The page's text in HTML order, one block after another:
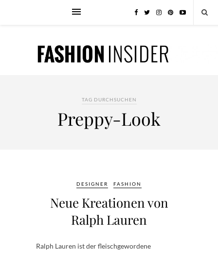
TAG DURCHSUCHEN
Preppy-Look
DESIGNER FASHION
Neue Kreationen von
Ralph Lauren
Ralph Lauren ist der fleischgewordene